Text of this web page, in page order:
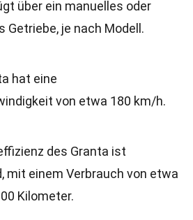
über ein manuelles oder
je nach Modell.
hat eine
von etwa 180 km/h.
des Granta ist
mit einem Verbrauch von etwa
Kilometer.